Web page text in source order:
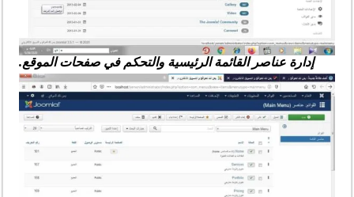
إدارة عناصر القائمة الرئيسية والتحكم في صفحات الموقع.